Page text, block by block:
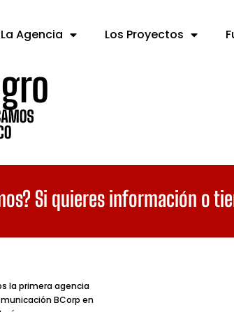
La Agencia Los Proyectos
Si quieres información o
la primera agencia
BCorp en